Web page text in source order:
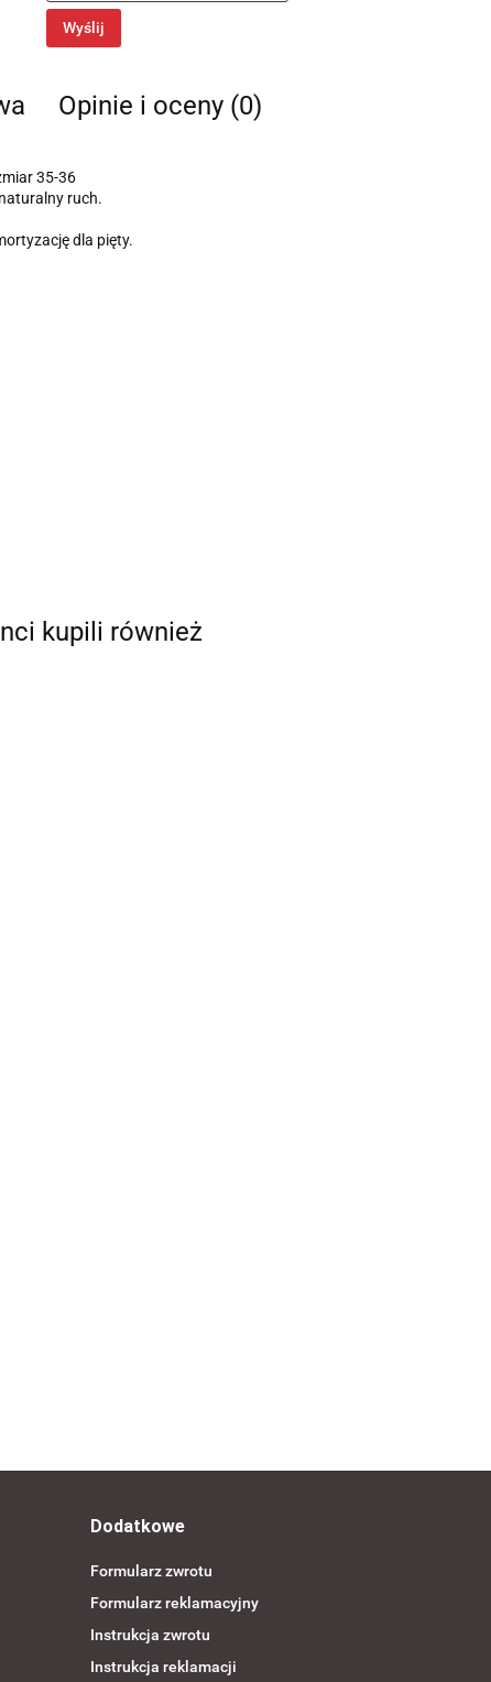
Wyślij
Opinie i oceny (0)
35-36
ruch.
dla pięty.
kupili również
Dodatkowe
Formularz zwrotu
Formularz reklamacyjny
Instrukcja zwrotu
Instrukcja reklamacji